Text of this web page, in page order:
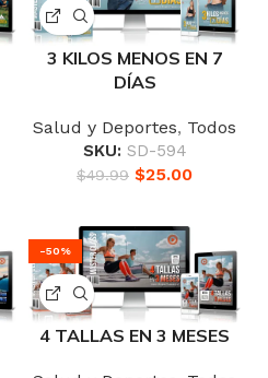
3 KILOS MENOS EN 7
DÍAS
Salud y Deportes, Todos
SKU: SD-594
$49.99 $25.00
-50%
4 TALLAS EN 3 MESES